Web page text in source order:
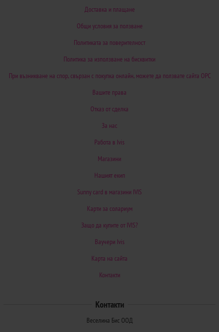
Доставка и плащане
Общи условия за ползване
Политиката за поверителност
Политика за използване на бисквитки
При възникване на спор, свързан с покупка онлайн, можете да ползвате сайта ОРС
Вашите права
Отказ от сделка
За нас
Работа в Ivis
Магазини
Нашият екип
Sunny card в магазини IVIS
Карти за солариум
Защо да купите от IVIS?
Ваучери Ivis
Карта на сайта
Контакти
Контакти
Веселина Бис ООД